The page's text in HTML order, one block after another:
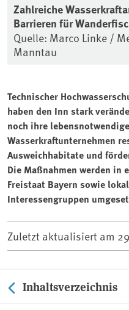
Zahlreiche
Barrieren für
Quelle: Marco Linke /
Manntau
Technischer
haben den Inn stark
noch ihre
Wasserkraftunternehmen
Ausweichhabitate und
Die Maßnahmen werden in
Freistaat Bayern sowie
Interessengruppen
Zuletzt aktualisiert am
Inhaltsverzeichnis